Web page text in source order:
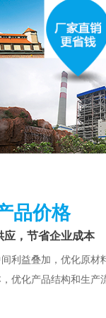
品价格
应，节省企业成本
利益叠加，优化原材
优化产品结构和生产